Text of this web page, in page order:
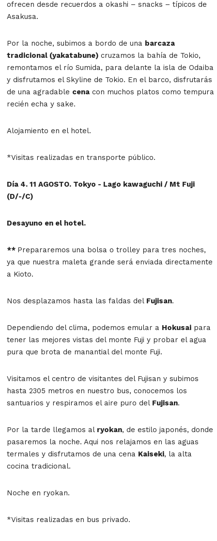
ofrecen desde recuerdos a okashi – snacks – típicos de
Asakusa.
Por la noche, subimos a bordo de una barcaza
tradicional (yakatabune) cruzamos la bahía de Tokio,
remontamos el río Sumida, para delante la isla de Odaiba
y disfrutamos el Skyline de Tokio. En el barco, disfrutarás
de una agradable cena con muchos platos como tempura
recién echa y sake.
Alojamiento en el hotel.
*Visitas realizadas en transporte público.
Día 4. 11 AGOSTO. Tokyo - Lago kawaguchi / Mt Fuji
(D/-/C)
Desayuno en el hotel.
** Prepararemos una bolsa o trolley para tres noches,
ya que nuestra maleta grande será enviada directamente
a Kioto.
Nos desplazamos hasta las faldas del Fujisan.
Dependiendo del clima, podemos emular a Hokusai para
tener las mejores vistas del monte Fuji y probar el agua
pura que brota de manantial del monte Fuji.
Visitamos el centro de visitantes del Fujisan y subimos
hasta 2305 metros en nuestro bus, conocemos los
santuarios y respiramos el aire puro del Fujisan.
Por la tarde llegamos al ryokan, de estilo japonés, donde
pasaremos la noche. Aqui nos relajamos en las aguas
termales y disfrutamos de una cena Kaiseki, la alta
cocina tradicional.
Noche en ryokan.
*Visitas realizadas en bus privado.